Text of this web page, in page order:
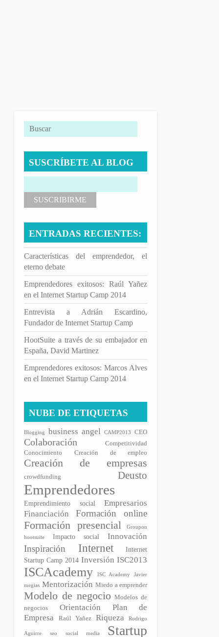
SUSCRÍBETE AL BLOG
ENTRADAS RECIENTES:
Características del emprendedor, el
eterno debate
Emprendedores exitosos: Raúl Yañez
en el Internet Startup Camp 2014
Entrevista a Adrián Escardino,
Fundador de Internet Startup Camp
HootSuite a través de su embajador en
España, David Martinez
Emprendedores exitosos: Marcos Alves
en el Internet Startup Camp 2014
NUBE DE ETIQUETAS
Blogging business angel CAMP2013 CEO
Colaboración
Competitividad
Conocimiento
Creación de empleo
Creación de empresas
crowdfunding Deusto
Emprendedores
Emprendimiento social Empresarios
Financiación Formación online
Formación presencial
Groupon
hootsuite
Impacto social Innovación
Inspiración Internet
Internet
Startup Camp 2014 Inversión ISC2013
ISCAcademy ISC Academy
Javier
megias Mentorización Miedo a emprender
Modelo de negocio
Modelos de
negocios
Orientación
Plan de
Empresa
Raúl Yañez Riqueza Rodrigo
Aguirre seo social media Startup